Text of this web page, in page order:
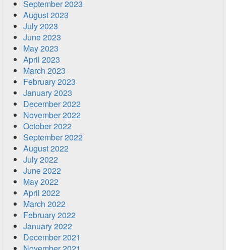
September 2023
August 2023
July 2023
June 2023
May 2023
April 2023
March 2023
February 2023
January 2023
December 2022
November 2022
October 2022
September 2022
August 2022
July 2022
June 2022
May 2022
April 2022
March 2022
February 2022
January 2022
December 2021